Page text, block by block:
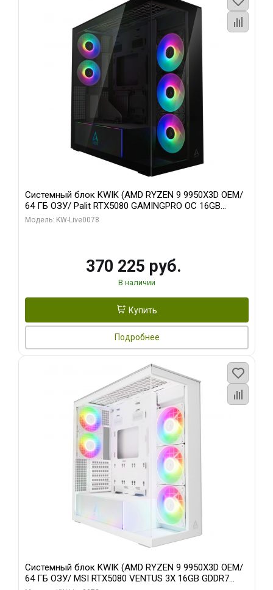
Системный блок KWIK (AMD RYZEN 9 9950X3D OEM/
64 ГБ ОЗУ/ Palit RTX5080 GAMINGPRO OC 16GB
GDDR7 256bit 3xDP HD/ 1 ТБ SSD)
Модель: KW-Live0078
370 225 руб.
В наличии
Купить
Подробнее
Системный блок KWIK (AMD RYZEN 9 9950X3D OEM/
64 ГБ ОЗУ/ MSI RTX5080 VENTUS 3X 16GB GDDR7